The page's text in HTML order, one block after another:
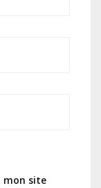
mon site